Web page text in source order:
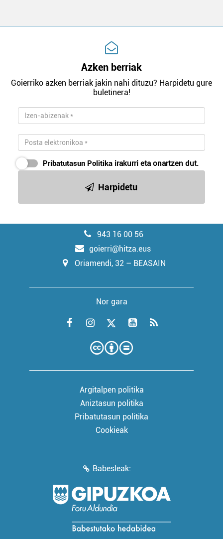
Azken berriak
Goierriko azken berriak jakin nahi dituzu? Harpidetu gure
buletinera!
Pribatutasun Politika irakurri eta onartzen dut.
Harpidetu
943 16 00 56
goierri@hitza.eus
Oriamendi, 32 – BEASAIN
Nor gara
Argitalpen politika
Aniztasun politika
Pribatutasun politika
Cookieak
Babesleak: